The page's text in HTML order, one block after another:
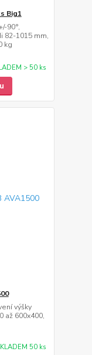
Big1
90°,
82-1015 mm,
kg
> 50 ks
výšky
až 600x400,
50 ks